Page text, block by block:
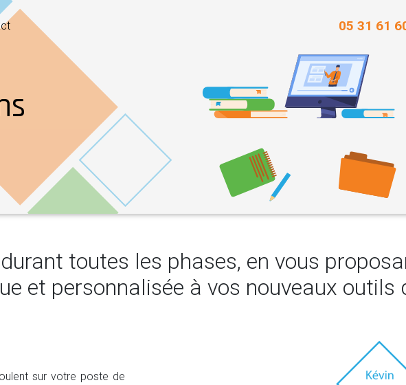
05 31 61
toutes les phases, en vous
et personnalisée à vos nouveaux outils
sur votre poste de